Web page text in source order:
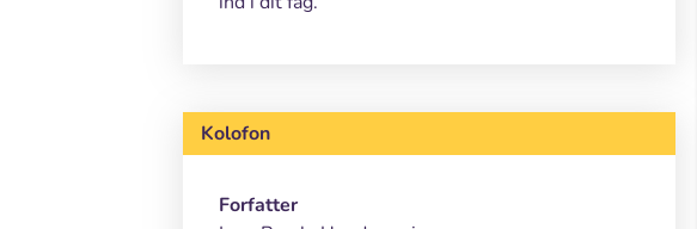
Kolofon
Forfatter